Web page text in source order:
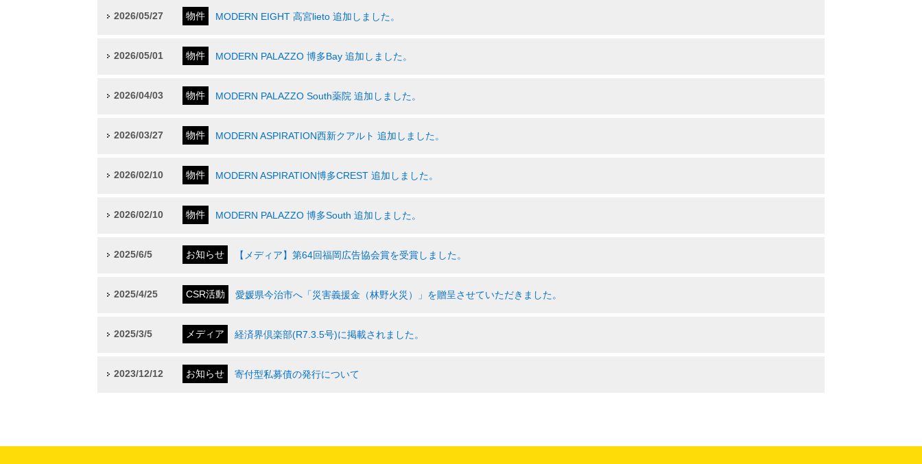
2026/05/27 物件 MODERN EIGHT 高宮lieto 追加しました。
2026/05/01 物件 MODERN PALAZZO 博多Bay 追加しました。
2026/04/03 物件 MODERN PALAZZO South薬院 追加しました。
2026/03/27 物件 MODERN ASPIRATION西新クアルト 追加しました。
2026/02/10 物件 MODERN ASPIRATION博多CREST 追加しました。
2026/02/10 物件 MODERN PALAZZO 博多South 追加しました。
2025/6/5 お知らせ 【メディア】第64回福岡広告協会賞を受賞しました。
2025/4/25 CSR活動 愛媛県今治市へ「災害義援金（林野火災）」を贈呈させていただきました。
2025/3/5 メディア 経済界倶楽部(R7.3.5号)に掲載されました。
2023/12/12 お知らせ 寄付型私募債の発行について